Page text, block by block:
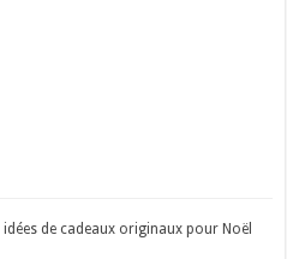
idées de cadeaux originaux pour Noël